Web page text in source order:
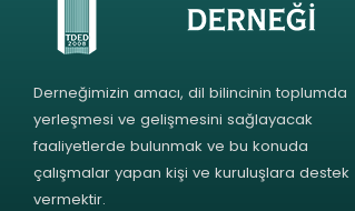
Derneğimizin amacı, dil bilincinin toplumda
yerleşmesi ve gelişmesini sağlayacak
faaliyetlerde bulunmak ve bu konuda
çalışmalar yapan kişi ve kuruluşlara destek
vermektir.